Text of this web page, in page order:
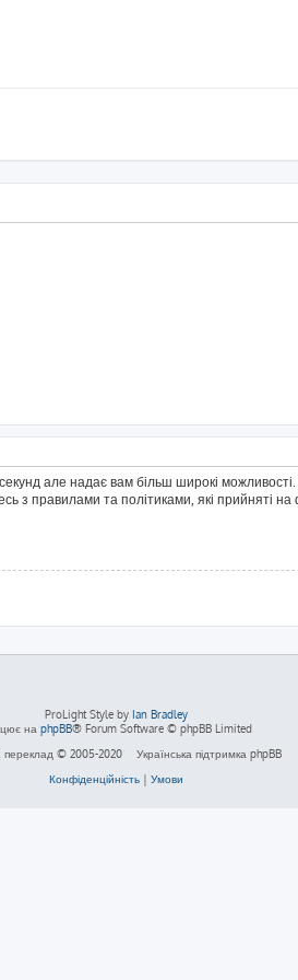
але надає вам більш широкі
з правилами та політиками, які
ProLight Style by Ian Bradley
на phpBB® Forum Software © phpBB Limited
переклад © 2005-2020
Українська підтримка phpBB
Конфіденційність| Умови